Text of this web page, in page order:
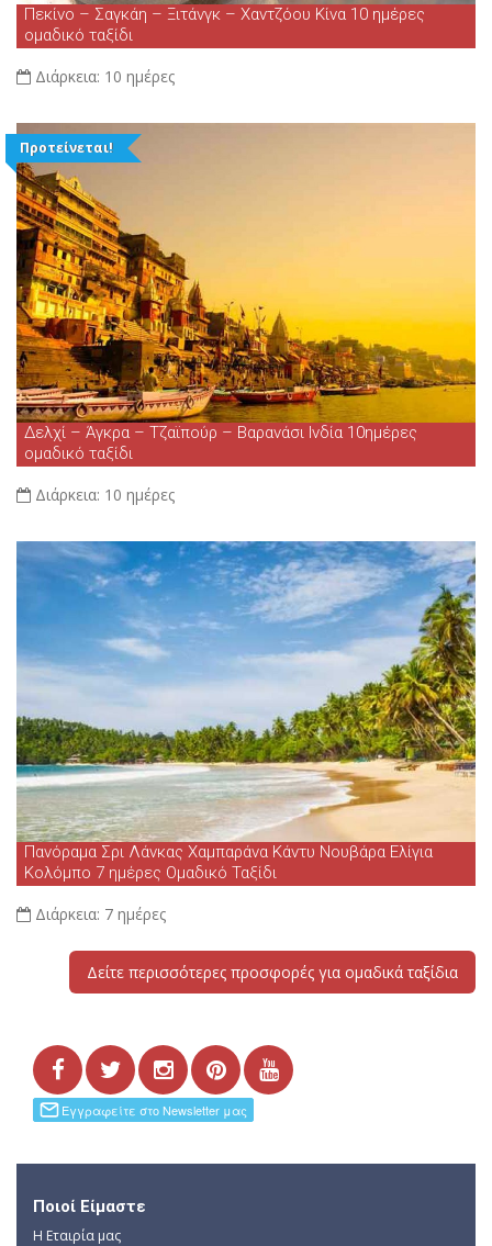
Πεκίνο – Σαγκάη – Ξιτάνγκ – Χαντζόου Κίνα 10 ημέρες
ομαδικό ταξίδι
Διάρκεια: 10 ημέρες
Προτείνεται!
Δελχί – Άγκρα – Τζαϊπούρ – Βαρανάσι Ινδία 10ημέρες
ομαδικό ταξίδι
Διάρκεια: 10 ημέρες
Πανόραμα Σρι Λάνκας Χαμπαράνα Κάντυ Νουβάρα Ελίγια
Κολόμπο 7 ημέρες Ομαδικό Ταξίδι
Διάρκεια: 7 ημέρες
Δείτε περισσότερες προσφορές για ομαδικά ταξίδια
Ποιοί Είμαστε
Η Εταιρία μας